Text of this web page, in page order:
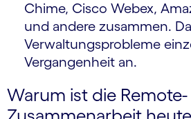
Chime, Cisco Webex,
und andere zusammen.
Verwaltungsprobleme
Vergangenheit an.
Warum ist die Remote-